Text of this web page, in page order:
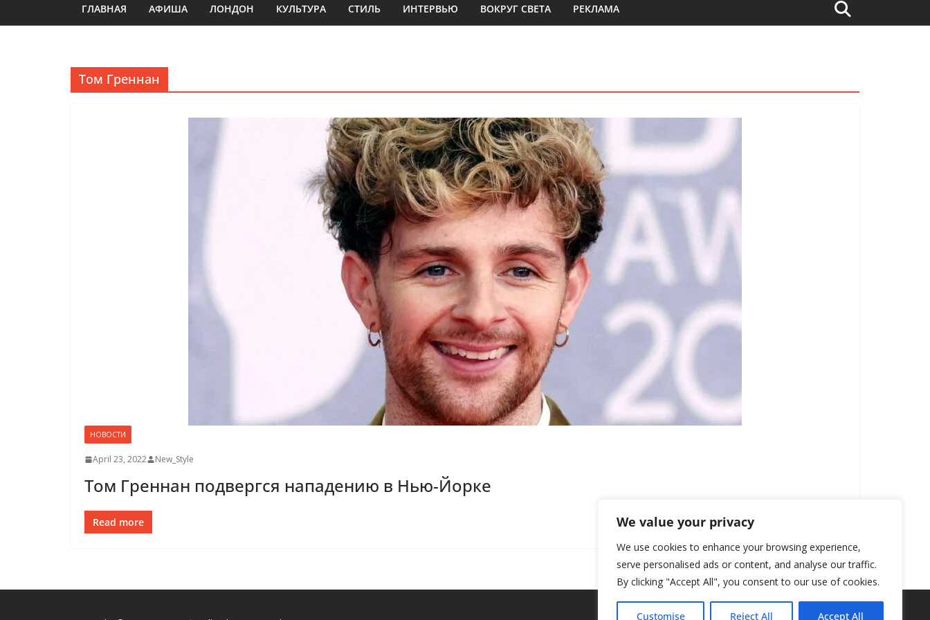
We value your privacy
We use cookies to enhance your browsing experience,
serve personalised ads or content, and analyse our traffic.
By clicking "Accept All", you consent to our use of cookies.
Customise Reject All Accept All
ГЛАВНАЯ АФИША ЛОНДОН КУЛЬТУРА СТИЛЬ ИНТЕРВЬЮ ВОКРУГ СВЕТА РЕКЛАМА
Том Греннан
НОВОСТИ
April 23, 2022 New_Style
Том Греннан подвергся нападению в Нью-Йорке
Read more